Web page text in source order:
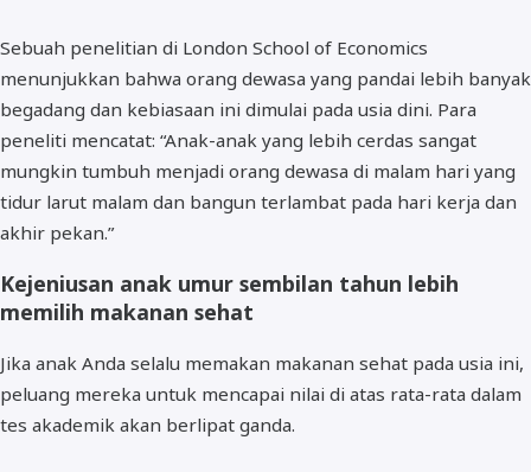
Sebuah penelitian di London School of Economics
menunjukkan bahwa orang dewasa yang pandai lebih banyak
begadang dan kebiasaan ini dimulai pada usia dini. Para
peneliti mencatat: “Anak-anak yang lebih cerdas sangat
mungkin tumbuh menjadi orang dewasa di malam hari yang
tidur larut malam dan bangun terlambat pada hari kerja dan
akhir pekan.”
Kejeniusan anak umur sembilan tahun lebih
memilih makanan sehat
Jika anak Anda selalu memakan makanan sehat pada usia ini,
peluang mereka untuk mencapai nilai di atas rata-rata dalam
tes akademik akan berlipat ganda.